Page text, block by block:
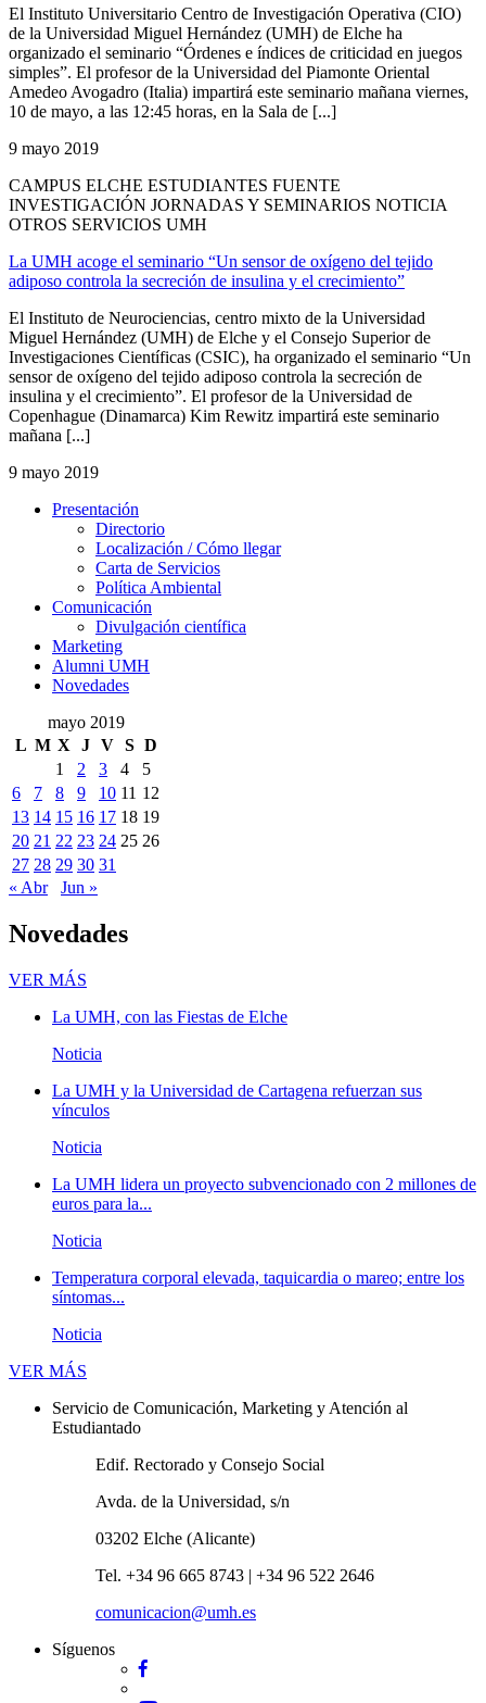
El Instituto Universitario Centro de Investigación Operativa (CIO)
de la Universidad Miguel Hernández (UMH) de Elche ha
organizado el seminario “Órdenes e índices de criticidad en juegos
simples”. El profesor de la Universidad del Piamonte Oriental
Amedeo Avogadro (Italia) impartirá este seminario mañana viernes,
10 de mayo, a las 12:45 horas, en la Sala de [...]
9 mayo 2019
CAMPUS ELCHE ESTUDIANTES FUENTE
INVESTIGACIÓN JORNADAS Y SEMINARIOS NOTICIA
OTROS SERVICIOS UMH
La UMH acoge el seminario “Un sensor de oxígeno del tejido
adiposo controla la secreción de insulina y el crecimiento”
El Instituto de Neurociencias, centro mixto de la Universidad
Miguel Hernández (UMH) de Elche y el Consejo Superior de
Investigaciones Científicas (CSIC), ha organizado el seminario “Un
sensor de oxígeno del tejido adiposo controla la secreción de
insulina y el crecimiento”. El profesor de la Universidad de
Copenhague (Dinamarca) Kim Rewitz impartirá este seminario
mañana [...]
9 mayo 2019
Presentación
Presentación
Directorio
Localización / Cómo llegar
Carta de Servicios
Política Ambiental
Comunicación
Comunicación
Divulgación científica
Marketing
Alumni UMH
Novedades
mayo 2019
L M X J V S D
1
2 3 4
5
6
7 8 9 10 11 12
13 14 15 16 17 18 19
20 21 22 23 24 25 26
27 28 29 30 31
« Abr
Jun »
Novedades
VER MÁS
La UMH, con las Fiestas de Elche
Noticia
La UMH y la Universidad de Cartagena refuerzan sus
vínculos
Noticia
La UMH lidera un proyecto subvencionado con 2 millones de
euros para la...
Noticia
Temperatura corporal elevada, taquicardia o mareo; entre los
síntomas...
Noticia
VER MÁS
Servicio de Comunicación, Marketing y Atención al
Estudiantado
Edif. Rectorado y Consejo Social
Avda. de la Universidad, s/n
03202 Elche (Alicante)
Tel. +34 96 665 8743 | +34 96 522 2646
comunicacion@umh.es
Síguenos
Facebook